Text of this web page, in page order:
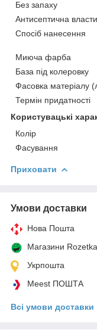
Без запаху
Антисептична
Спосіб нанесення
Миюча фарба
База під колеровку
Фасовка матеріалу
Термін придатності
Користувацькі
Колір
Фасування
Приховати
Умови доставки
Нова Пошта
Магазини Rozetka
Укрпошта
Meest ПОШТА
Всі умови доставки